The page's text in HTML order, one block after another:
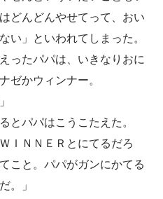
どんどんやせてって、おい
い」といわれてしまった。
ったパパは、いきなりおに
ゼかウィンナー。
とパパはこうこたえた。
ＩＮＮＥＲとにてるだろ
こと。パパがガンにかてる
。」